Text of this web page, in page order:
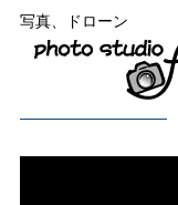
写真、ドローン